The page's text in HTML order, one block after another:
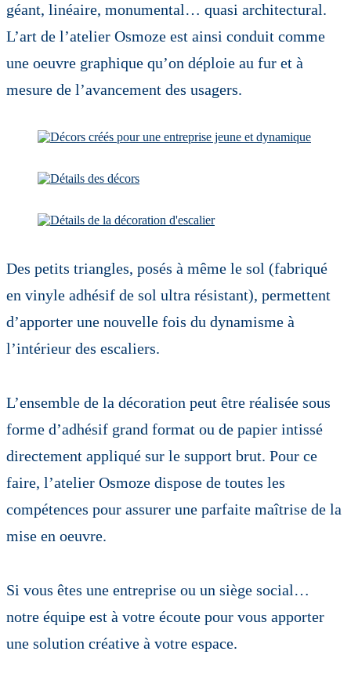
géant, linéaire, monumental… quasi architectural.
L’art de l’atelier Osmoze est ainsi conduit comme
une oeuvre graphique qu’on déploie au fur et à
mesure de l’avancement des usagers.
Des petits triangles, posés à même le sol (fabriqué
en vinyle adhésif de sol ultra résistant), permettent
d’apporter une nouvelle fois du dynamisme à
l’intérieur des escaliers.
L’ensemble de la décoration peut être réalisée sous
forme d’adhésif grand format ou de papier intissé
directement appliqué sur le support brut. Pour ce
faire, l’atelier Osmoze dispose de toutes les
compétences pour assurer une parfaite maîtrise de la
mise en oeuvre.
Si vous êtes une entreprise ou un siège social…
notre équipe est à votre écoute pour vous apporter
une solution créative à votre espace.